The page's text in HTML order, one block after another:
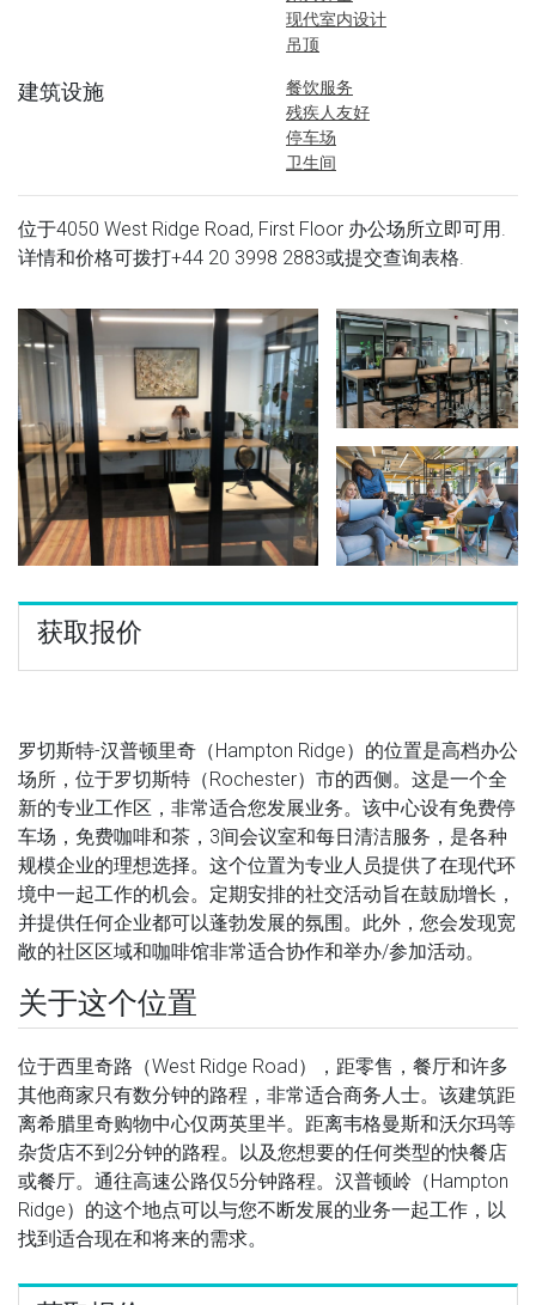
现代室内设计
吊顶
建筑设施
餐饮服务
残疾人友好
停车场
卫生间
位于4050 West Ridge Road, First Floor 办公场所立即可用.
详情和价格可拨打+44 20 3998 2883或提交查询表格.
获取报价
罗切斯特-汉普顿里奇（Hampton Ridge）的位置是高档办公
场所，位于罗切斯特（Rochester）市的西侧。这是一个全
新的专业工作区，非常适合您发展业务。该中心设有免费停
车场，免费咖啡和茶，3间会议室和每日清洁服务，是各种
规模企业的理想选择。这个位置为专业人员提供了在现代环
境中一起工作的机会。定期安排的社交活动旨在鼓励增长，
并提供任何企业都可以蓬勃发展的氛围。此外，您会发现宽
敞的社区区域和咖啡馆非常适合协作和举办/参加活动。
关于这个位置
位于西里奇路（West Ridge Road），距零售，餐厅和许多
其他商家只有数分钟的路程，非常适合商务人士。该建筑距
离希腊里奇购物中心仅两英里半。距离韦格曼斯和沃尔玛等
杂货店不到2分钟的路程。以及您想要的任何类型的快餐店
或餐厅。通往高速公路仅5分钟路程。汉普顿岭（Hampton
Ridge）的这个地点可以与您不断发展的业务一起工作，以
找到适合现在和将来的需求。